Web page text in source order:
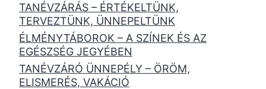
TANÉVZÁRÁS – ÉRTÉKELTÜNK,
TERVEZTÜNK, ÜNNEPELTÜNK
ÉLMÉNYTÁBOROK – A SZÍNEK ÉS AZ
EGÉSZSÉG JEGYÉBEN
TANÉVZÁRÓ ÜNNEPÉLY – ÖRÖM,
ELISMERÉS, VAKÁCIÓ